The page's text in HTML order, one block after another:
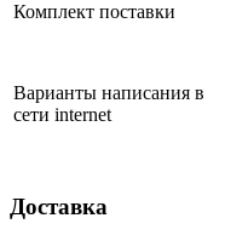
Комплект поставки
Варианты написания в
сети internet
Доставка